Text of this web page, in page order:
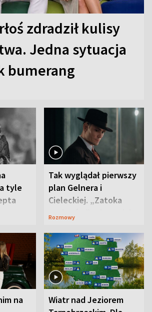
zdradził kulisy
Jedna sytuacja
bumerang
tyle
Tak wyglądał pierwszy
plan Gelnera i
Cieleckiej. „Zatoka
szpiegów” od razu ich
Rozmowy
na
Wiatr nad Jeziorem